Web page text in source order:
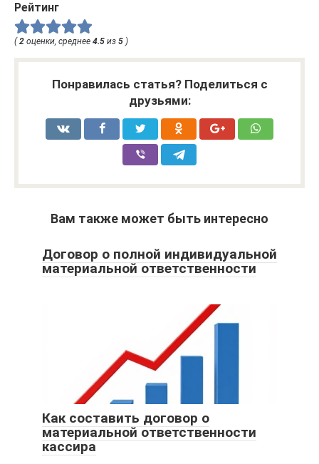
Рейтинг
( 2 оценки, среднее 4.5 из 5 )
Понравилась статья? Поделиться с
друзьями:
Вам также может быть интересно
Договор о полной индивидуальной
материальной ответственности
Как составить договор о
материальной ответственности
кассира